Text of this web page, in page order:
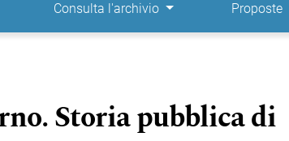
Consulta l'archivio Proposte
Storia pubblica di